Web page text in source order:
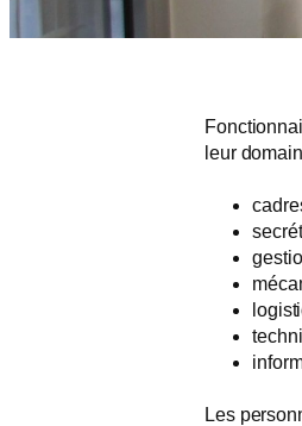
leur
Les